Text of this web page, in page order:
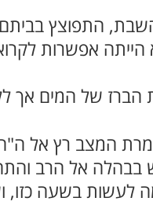
התפוצץ
אפשרות
הברז של המים אך
המצב רץ אל
בבהלה אל הרב
מה לעשות בשעה